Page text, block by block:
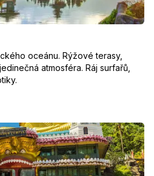
oceánu. Rýžové terasy,
atmosféra. Ráj surfařů,